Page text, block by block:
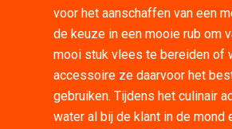
voor het aanschaffen van een
de keuze in een mooie rub om
mooi stuk vlees te bereiden of
accessoire ze daarvoor het
gebruiken. Tijdens het culinair
water al bij de klant in de mond